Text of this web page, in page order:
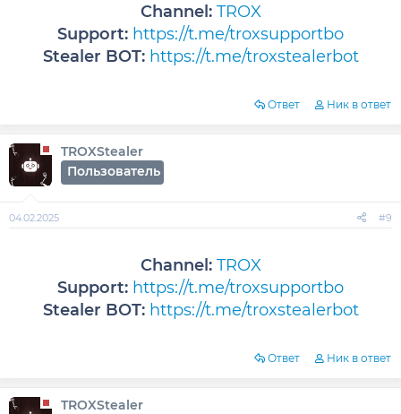
Channel: TROX
Support: https://t.me/troxsupportbo
Stealer BOT: https://t.me/troxstealerbot
Ответ Ник в ответ
TROXStealer
Пользователь
04.02.2025 #9
Channel: TROX
Support: https://t.me/troxsupportbo
Stealer BOT: https://t.me/troxstealerbot
Ответ Ник в ответ
TROXStealer